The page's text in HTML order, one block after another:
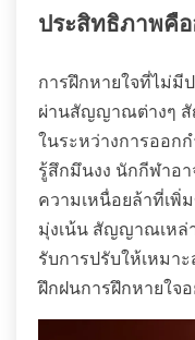
ประสิทธิภาพคือ
การฝึกหายใจที่ไม่มี
ผ่านสัญญาณต่างๆ
ในระหว่างการออก
รู้สึกมึนงง นักกีฬาอ
ความเหนื่อยล้าที่เพิ่
มุ่งเน้น สัญญาณเหล่
รับการปรับให้เหมา
ฝึกฝนการฝึกหายใจ